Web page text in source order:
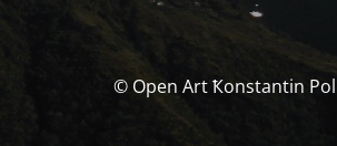
© Open Art Ҟonstantin